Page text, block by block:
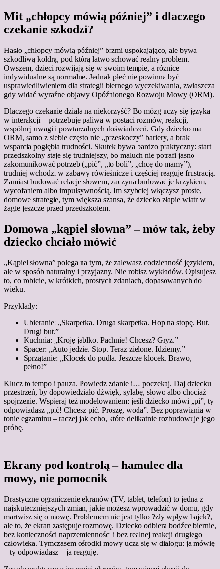
Mit „chłopcy mówią później” i dlaczego
czekanie szkodzi?
Hasło „chłopcy mówią później” brzmi uspokajająco, ale bywa
szkodliwą kołdrą, pod którą łatwo schować realny problem.
Owszem, dzieci rozwijają się w swoim tempie, a różnice
indywidualne są normalne. Jednak płeć nie powinna być
usprawiedliwieniem dla strategii biernego wyczekiwania, zwłaszcza
gdy widać wyraźne objawy Opóźnionego Rozwoju Mowy (ORM).
Dlaczego czekanie działa na niekorzyść? Bo mózg uczy się języka
w interakcji – potrzebuje paliwa w postaci rozmów, reakcji,
wspólnej uwagi i powtarzalnych doświadczeń. Gdy dziecko ma
ORM, samo z siebie często nie „przeskoczy” bariery, a brak
wsparcia pogłębia trudności. Skutek bywa bardzo praktyczny: start
przedszkolny staje się trudniejszy, bo maluch nie potrafi jasno
zakomunikować potrzeb („pić”, „to boli”, „chcę do mamy”),
trudniej wchodzi w zabawy rówieśnicze i częściej reaguje frustracją.
Zamiast budować relacje słowem, zaczyna budować je krzykiem,
wycofaniem albo impulsywnością. Im szybciej włączysz proste,
domowe strategie, tym większa szansa, że dziecko złapie wiatr w
żagle jeszcze przed przedszkolem.
Domowa „kąpiel słowna” – mów tak, żeby
dziecko chciało mówić
„Kąpiel słowna” polega na tym, że zalewasz codzienność językiem,
ale w sposób naturalny i przyjazny. Nie robisz wykładów. Opisujesz
to, co robicie, w krótkich, prostych zdaniach, dopasowanych do
wieku.
Przykłady:
Ubieranie: „Skarpetka. Druga skarpetka. Hop na stopę. But.
Drugi but.”
Kuchnia: „Kroję jabłko. Pachnie! Chcesz? Gryz.”
Spacer: „Auto jedzie. Stop. Teraz zielone. Idziemy.”
Sprzątanie: „Klocek do pudła. Jeszcze klocek. Brawo,
pełno!”
Klucz to tempo i pauza. Powiedz zdanie i… poczekaj. Daj dziecku
przestrzeń, by dopowiedziało dźwięk, sylabę, słowo albo chociaż
spojrzenie. Wspieraj też modelowaniem: jeśli dziecko mówi „pi”, ty
odpowiadasz „pić! Chcesz pić. Proszę, woda”. Bez poprawiania w
tonie egzaminu – raczej jak echo, które delikatnie rozbudowuje jego
próbę.
Ekrany pod kontrolą – hamulec dla
mowy, nie pomocnik
Drastyczne ograniczenie ekranów (TV, tablet, telefon) to jedna z
najskuteczniejszych zmian, jakie możesz wprowadzić w domu, gdy
martwisz się o mowę. Problemem nie jest tylko ?zły wpływ bajek?,
ale to, że ekran zastępuje rozmowę. Dziecko odbiera bodźce biernie,
bez konieczności naprzemienności i bez realnej reakcji drugiego
człowieka. Tymczasem ośrodki mowy uczą się w dialogu: ja mówię
– ty odpowiadasz – ja reaguję.